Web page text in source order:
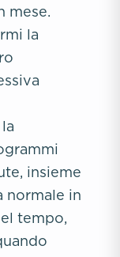
mese.
la
insieme
normale in
tempo,